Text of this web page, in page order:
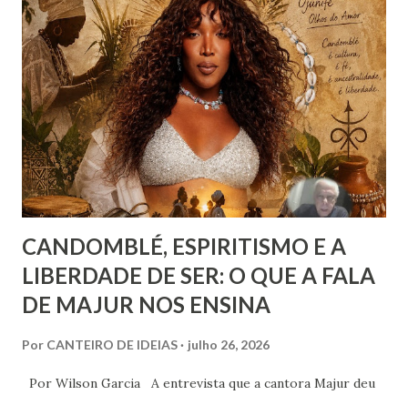
censura. E não podemos falar apenas do ponto de vista
geral, social, de cidadania, de direitos humanos etc, mas
também de segmentos religiosos e, nesse campo,
lamentavelmente, o meio/movimento espírita não está
excluído, o que me parece profundamente contraditório
quando se tem algum conhecim...
CANDOMBLÉ, ESPIRITISMO E A
LIBERDADE DE SER: O QUE A FALA
DE MAJUR NOS ENSINA
Por CANTEIRO DE IDEIAS julho 26, 2026
Por Wilson Garcia A entrevista que a cantora Majur deu